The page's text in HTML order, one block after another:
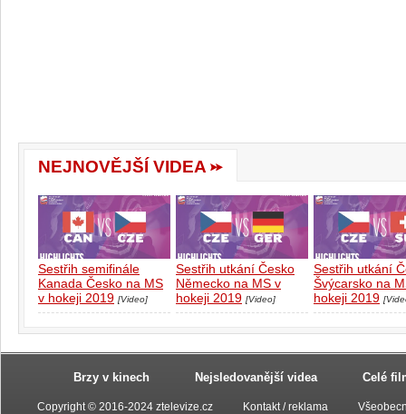
NEJNOVĚJŠÍ VIDEA
Sestřih semifinále
Kanada Česko na MS
v hokeji 2019 [Video]
Sestřih utkání Česko
Německo na MS v
hokeji 2019 [Video]
Sestřih utkání
Švýcarsko na
hokeji 2019
Brzy v kinech Nejsledovanější videa Celé
Copyright © 2016-2024 ztelevize.cz Kontakt / reklama